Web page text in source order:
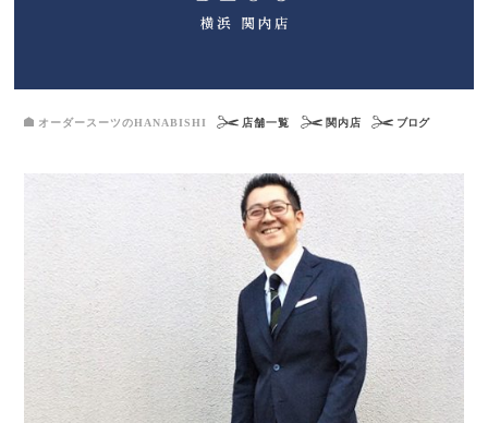
オーダースーツのHANABISHI 店舗一覧 関内店 ブログ